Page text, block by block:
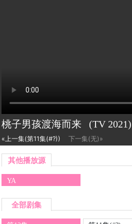
桃子男孩渡海而来 (TV 2021)
«上一集(第11集(#?)) 下一集(无)»
其他播放源
YA
全部剧集